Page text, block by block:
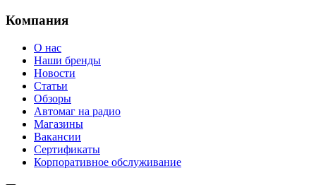
Компания
О нас
Наши бренды
Новости
Статьи
Обзоры
Автомаг на радио
Магазины
Вакансии
Сертификаты
Корпоративное обслуживание